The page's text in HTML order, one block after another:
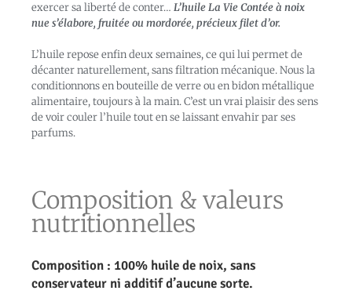
exercer sa liberté de conter… L’huile La Vie Contée à noix
nue s’élabore, fruitée ou mordorée, précieux filet d’or.
L’huile repose enfin deux semaines, ce qui lui permet de
décanter naturellement, sans filtration mécanique. Nous la
conditionnons en bouteille de verre ou en bidon métallique
alimentaire, toujours à la main. C’est un vrai plaisir des sens
de voir couler l’huile tout en se laissant envahir par ses
parfums.
Composition & valeurs
nutritionnelles
Composition : 100% huile de noix, sans
conservateur ni additif d’aucune sorte.